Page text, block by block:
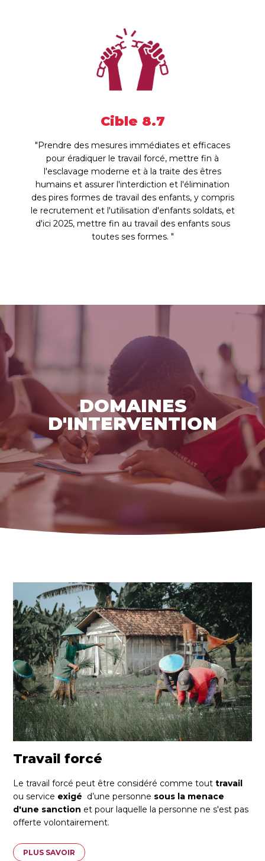
Cible 8.7
"Prendre des mesures immédiates et efficaces
pour éradiquer le travail forcé, mettre fin à
l'esclavage moderne et à la traite des êtres
humains et assurer l'interdiction et l'élimination
des pires formes de travail des enfants, y compris
le recrutement et l'utilisation d'enfants soldats, et
d'ici 2025, mettre fin au travail des enfants sous
toutes ses formes. "
DOMAINES
D'INTERVENTION
Travail forcé
Le travail forcé peut être considéré comme touttravail
ou service exigé d’une personne sous la menace
d'une sanction et pour laquelle la personne ne s'est pas
offerte volontairement.
PLUS SAVOIR